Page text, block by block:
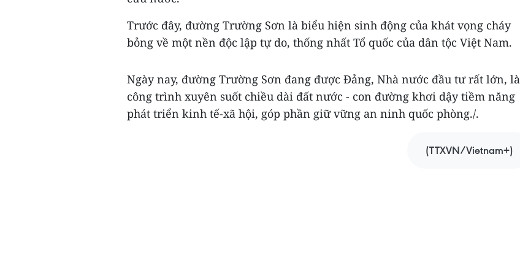
Trước đây, đường Trường Sơn là biểu hiện sinh động của khát vọng cháy
bỏng về một nền độc lập tự do, thống nhất Tổ quốc của dân tộc Việt Nam.
Ngày nay, đường Trường Sơn đang được Đảng, Nhà nước đầu tư rất lớn, là
công trình xuyên suốt chiều dài đất nước - con đường khơi dậy tiềm năng
phát triển kinh tế-xã hội, góp phần giữ vững an ninh quốc phòng./.
(TTXVN/Vietnam+)